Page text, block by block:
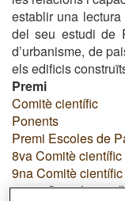
establir una
del seu estudi de
d’urbanisme, de
els edificis
Premi
Comitè científic
Ponents
Premi Escoles de
8va Comitè científic
9na Comitè científic
10ma Comitè